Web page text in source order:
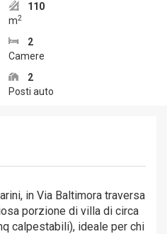
110
m2
2
Camere
2
Posti auto
in Via Baltimora traversa
porzione di villa di circa
calpestabili), ideale per chi